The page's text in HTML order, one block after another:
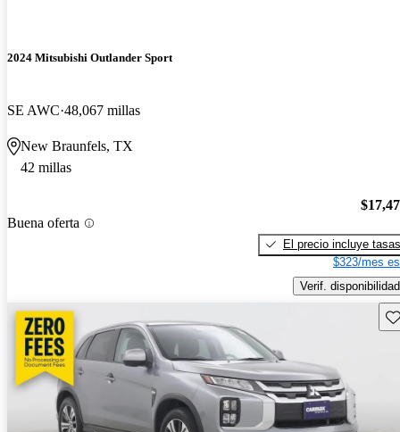
2024 Mitsubishi Outlander Sport
SE AWC 48,067 millas
New Braunfels, TX
42 millas
Buena oferta
El precio incluye tasas
$323/mes
Verif. disponibilidad